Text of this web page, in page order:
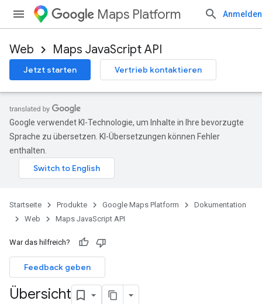
Maps Platform Anmelden
Web Maps JavaScript API
Jetzt starten Vertrieb kontaktieren
Google verwendet KI-Technologie, um Inhalte in Ihre bevorzugte
Sprache zu übersetzen. KI-Übersetzungen können Fehler
enthalten.
Startseite Produkte Google Maps Platform
Dokumentation
Web
Maps JavaScript API
War das hilfreich?
Feedback geben
Übersicht